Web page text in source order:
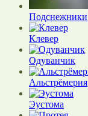
Подснежники
Клевер
Одуванчик
Альстрёмерия
Эустома